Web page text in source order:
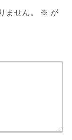
ません。 ※ が